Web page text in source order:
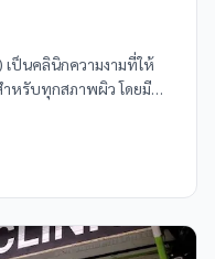
เป็นคลินิกความงามที่ให้
หรับทุกสภาพผิว โดยมี